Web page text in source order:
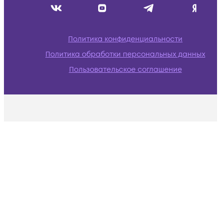
Политика конфиденциальности
Политика обработки персональных данных
Пользовательское соглашение